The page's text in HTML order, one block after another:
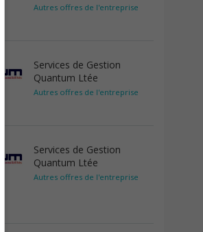
Autres offres de l'entreprise
Services de Gestion
Quantum Ltée
Autres offres de l'entreprise
Services de Gestion
Quantum Ltée
Autres offres de l'entreprise